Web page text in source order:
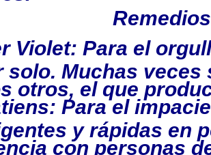
Violet: Para el
solo. Muchas
otros, el que
Para el
y rápidas en
con personas